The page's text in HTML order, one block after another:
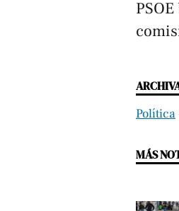
Política
MÁS